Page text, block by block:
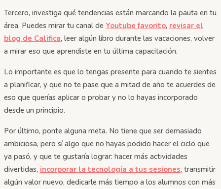
Tercero, investiga qué tendencias están marcando la pauta en tu
área. Puedes mirar tu canal de Youtube favorito, revisar el
blog de Califica, leer algún libro durante las vacaciones, volver
a mirar eso que aprendiste en tu última capacitación.
Lo importante es que lo tengas presente para cuando te sientes
a planificar, y que no te pase que a mitad de año te acuerdes de
eso que querías aplicar o probar y no lo hayas incorporado
desde un principio.
Por último, ponte alguna meta. No tiene que ser demasiado
ambiciosa, pero sí algo que no hayas podido hacer el ciclo que
ya pasó, y que te gustaría lograr: hacer más actividades
divertidas, incorporar la tecnología a tus sesiones, transmitir
algún valor nuevo, dedicarle más tiempo a los alumnos con más